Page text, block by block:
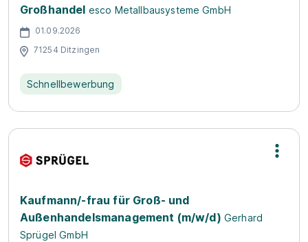
Großhandel esco Metallbausysteme GmbH
01.09.2026
71254 Ditzingen
Schnellbewerbung
Kaufmann/-frau für Groß- und
Außenhandelsmanagement (m/w/d) Gerhard
Sprügel GmbH